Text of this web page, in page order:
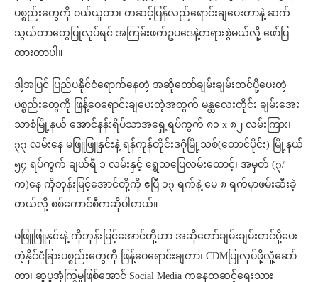
ပစ္စည်းတွေကို ဝယ်ယူတာ၊ တဆင့်ပြန်လည်ရောင်းချပေးတာနဲ့ ဆက်
သွယ်တာတွေပြုလုပ်ရင် အကြမ်းဖက်ဥပဒေနဲ့တရားစွဲမယ်လို့ ဖော်ပြ
ထားတာပါ။
ဒါ့အပြင် ပြည်ပနိုင်ငံရောက်နေတဲ့ အဆိုတော်ချမ်းချမ်းတင်ပို့ပေးတဲ့
ပစ္စည်းတွေကို ဖြန့်ဝေရောင်းချပေးတဲ့အတွက် မန္တလေးတိုင်း ချမ်းအေး
သာစံမြို့နယ် အောင်နန်းရိပ်သာအရှေ့ရပ်ကွက် ၈၁ x ၈၂ လမ်းကြား၊
၃၃ လမ်းနေ မဖြူဖြူနှင်းနဲ့ ရန်ကုန်တိုင်းဒဂုံမြို့သစ်(တောင်ပိုင်း) မြို့နယ်
၅၄ ရပ်ကွက် ချယ်ရီ ၁ လမ်းနှင့် ရွှေသပြေလမ်းထောင့်၊ အမှတ် (၃/
က)နေ ကိုဘုန်းမြင့်အောင်တို့ကို ဧပြီ ၁၃ ရက်နဲ့ မေ ၈ ရက်မှာဖမ်းဆီးခဲ့
တယ်လို့ စစ်ကောင်စီကဆိုပါတယ်။
မဖြူဖြူနှင်းနဲ့ ကိုဘုန်းမြင့်အောင်တို့ဟာ အဆိုတော်ချမ်းချမ်းတင်ပို့ပေး
တဲ့နိုင်ငံခြားပစ္စည်းတွေကို ဖြန့်ဝေရောင်းချတာ၊ CDMပြုလုပ်ဖို့လှုံ့ဆော်
တာ၊ ဆူပူအုံကြွမှုဖြစ်အောင် Social Media ကနေတဆင့်ရေးသား